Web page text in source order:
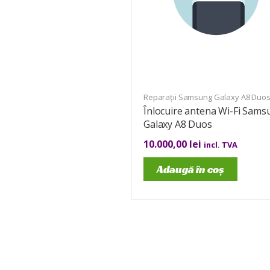
Reparații Samsung Galaxy A8 Duos
Înlocuire antena Wi-Fi
Galaxy A8 Duos
10.000,00 lei incl. TVA
Adaugă în coș